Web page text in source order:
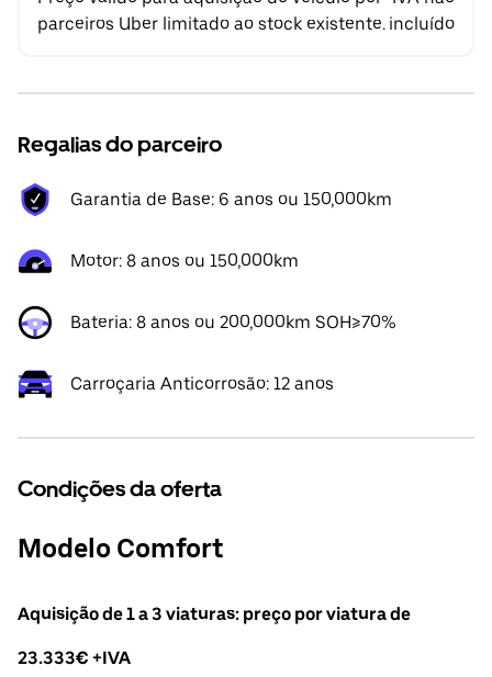
parceiros Uber limitado ao stock existente. incluído
Regalias do parceiro
Garantia de Base: 6 anos ou 150,000km
Motor: 8 anos ou 150,000km
Bateria: 8 anos ou 200,000km SOH≥70%
Carroçaria Anticorrosão: 12 anos
Condições da oferta
Modelo Comfort
Aquisição de 1 a 3 viaturas: preço por viatura de
23.333€ +IVA